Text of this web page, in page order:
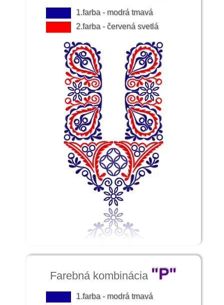
1.farba - modrá tmavá
2.farba - červená svetlá
Farebná kombinácia "P"
1.farba - modrá tmavá